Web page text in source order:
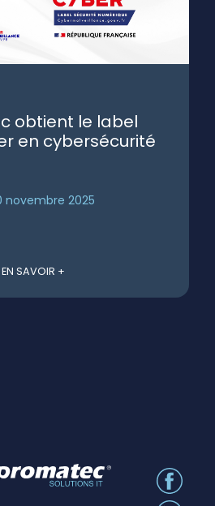
obtient le label
en cybersécurité
novembre 2025
EN SAVOIR +